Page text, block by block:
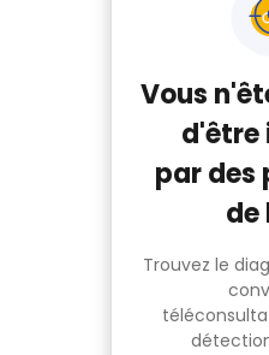
Vous
d'être
par des
de
Trouvez le